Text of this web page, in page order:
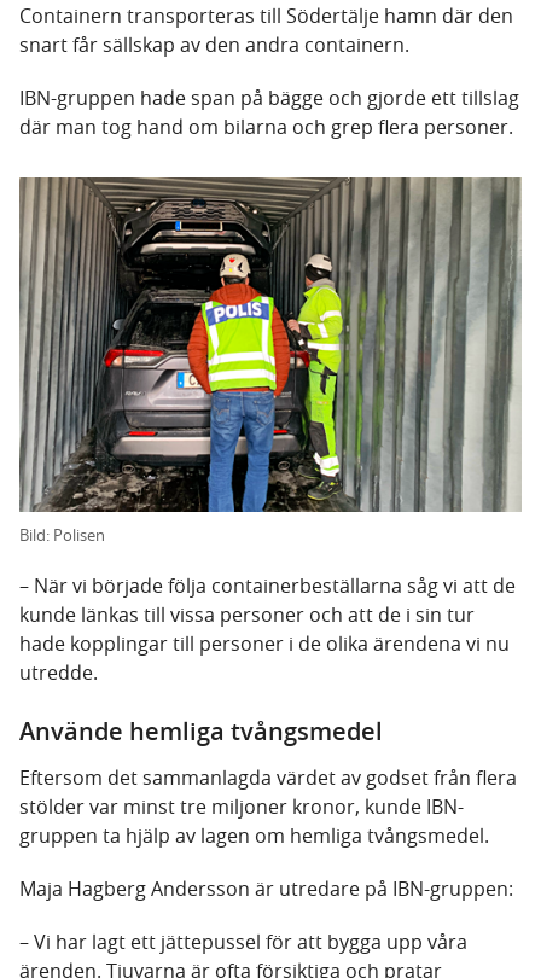
Containern transporteras till Södertälje hamn där den
snart får sällskap av den andra containern.
IBN-gruppen hade span på bägge och gjorde ett tillslag
där man tog hand om bilarna och grep flera personer.
Bild: Polisen
– När vi började följa containerbeställarna såg vi att de
kunde länkas till vissa personer och att de i sin tur
hade kopplingar till personer i de olika ärendena vi nu
utredde.
Använde hemliga tvångsmedel
Eftersom det sammanlagda värdet av godset från flera
stölder var minst tre miljoner kronor, kunde IBN-
gruppen ta hjälp av lagen om hemliga tvångsmedel.
Maja Hagberg Andersson är utredare på IBN-gruppen:
– Vi har lagt ett jättepussel för att bygga upp våra
ärenden. Tjuvarna är ofta försiktiga och pratar